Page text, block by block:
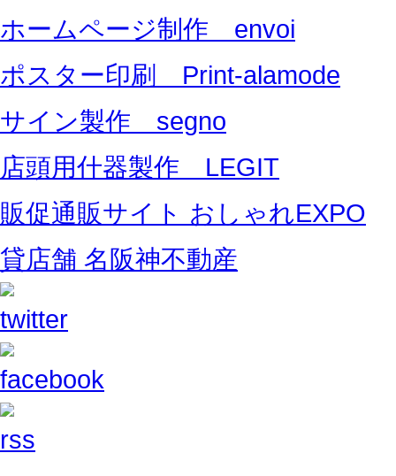
ホームページ制作 envoi
ポスター印刷 Print-alamode
サイン製作 segno
店頭用什器製作 LEGIT
販促通販サイト おしゃれEXPO
貸店舗 名阪神不動産